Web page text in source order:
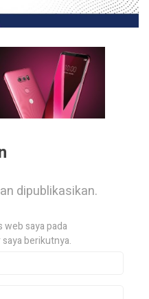
dipublikasikan.
web saya pada
berikutnya.